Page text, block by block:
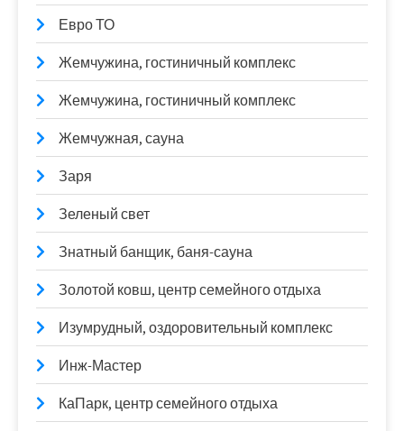
Евро ТО
Жемчужина, гостиничный комплекс
Жемчужина, гостиничный комплекс
Жемчужная, сауна
Заря
Зеленый свет
Знатный банщик, баня-сауна
Золотой ковш, центр семейного отдыха
Изумрудный, оздоровительный комплекс
Инж-Мастер
КаПарк, центр семейного отдыха